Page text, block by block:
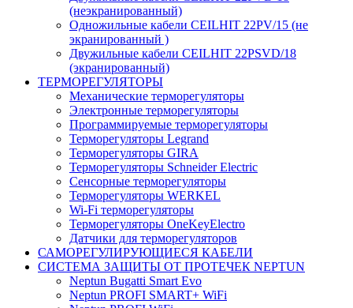
(неэкранированный)
Одножильные кабели CEILHIT 22PV/15 (не
экранированный )
Двужильные кабели CEILHIT 22PSVD/18
(экранированный)
ТЕРМОРЕГУЛЯТОРЫ
Механические терморегуляторы
Электронные терморегуляторы
Программируемые терморегуляторы
Терморегуляторы Legrand
Терморегуляторы GIRA
Терморегуляторы Schneider Electric
Сенсорные терморегуляторы
Терморегуляторы WERKEL
Wi-Fi терморегуляторы
Терморегуляторы OneKeyElectro
Датчики для терморегуляторов
САМОРЕГУЛИРУЮЩИЕСЯ КАБЕЛИ
СИСТЕМА ЗАЩИТЫ ОТ ПРОТЕЧЕК NEPTUN
Neptun Bugatti Smart Evo
Neptun PROFI SMART+ WiFi